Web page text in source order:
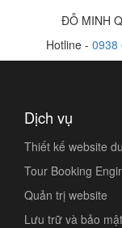
ĐỖ MINH
Hotline - 0938
Dịch vụ
Thiết kế website
Tour Booking
Quản trị website
Lưu trữ và bảo mật